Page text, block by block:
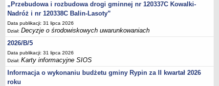
Wniosek o wydanie warunków technicznych przyłączenia do sieci
wodociągowej/kanalizacyjnej
Wniosek o promesę przyłączenia do sieci
wodociągowej/kanalizacyjnej
Wniosek o dodatek węglowy
Zgłoszenie eksploatacji przydomowej oczyszczalni ścieków
Świadczenie pieniężne z tytułu pełnienia funkcji sołtysa
„Przebudowa i rozbudowa drogi gminnej nr 120337C Kowalki-
Nadróż i nr 120338C Balin-Lasoty”
Data publikacji: 31 lipca 2026
Dział:Decyzje o środowiskowych uwarunkowaniach
2026/B/5
Data publikacji: 31 lipca 2026
Dział:Karty informacyjne SIOS
Informacja o wykonaniu budżetu gminy Rypin za II kwartał 2026
roku